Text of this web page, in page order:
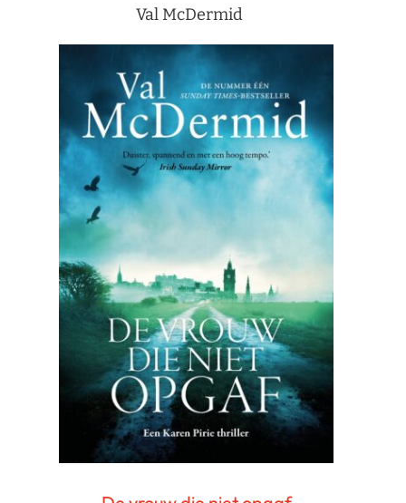
Val McDermid